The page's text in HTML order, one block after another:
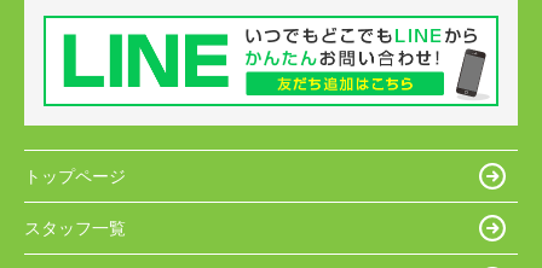
トップページ
スタッフ一覧